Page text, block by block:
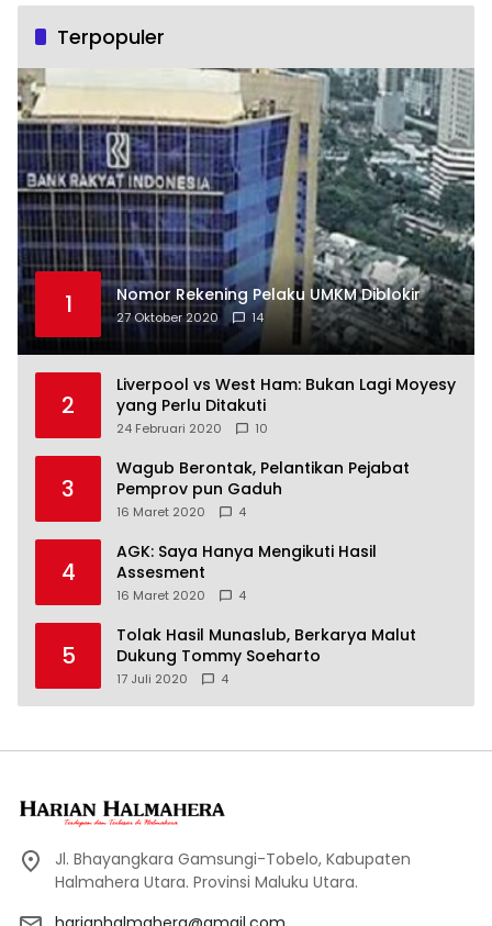
Terpopuler
1 Nomor Rekening Pelaku UMKM Diblokir
27 Oktober 2020 14
2
Liverpool vs West Ham: Bukan Lagi Moyesy
yang Perlu Ditakuti
24 Februari 2020 10
3
Wagub Berontak, Pelantikan Pejabat
Pemprov pun Gaduh
16 Maret 2020 4
4
AGK: Saya Hanya Mengikuti Hasil
Assesment
16 Maret 2020 4
5
Tolak Hasil Munaslub, Berkarya Malut
Dukung Tommy Soeharto
17 Juli 2020 4
Jl. Bhayangkara Gamsungi-Tobelo, Kabupaten
Halmahera Utara. Provinsi Maluku Utara.